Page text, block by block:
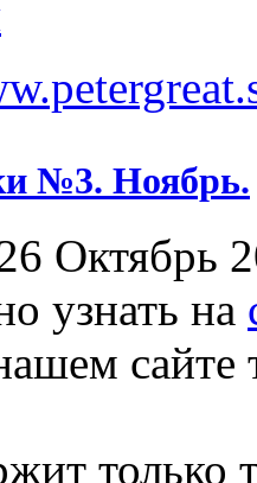
№3. Ноябрь.
Октябрь
узнать на
сайте
только